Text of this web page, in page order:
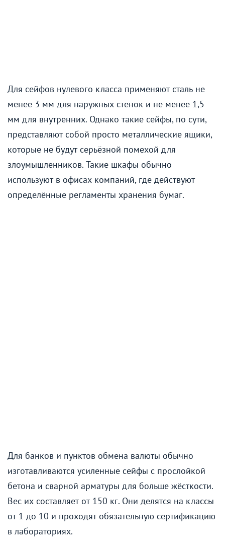
Для сейфов нулевого класса применяют сталь не
менее 3 мм для наружных стенок и не менее 1,5
мм для внутренних. Однако такие сейфы, по сути,
представляют собой просто металлические ящики,
которые не будут серьёзной помехой для
злоумышленников. Такие шкафы обычно
используют в офисах компаний, где действуют
определённые регламенты хранения бумаг.
Для банков и пунктов обмена валюты обычно
изготавливаются усиленные сейфы с прослойкой
бетона и сварной арматуры для больше жёсткости.
Вес их составляет от 150 кг. Они делятся на классы
от 1 до 10 и проходят обязательную сертификацию
в лабораториях.